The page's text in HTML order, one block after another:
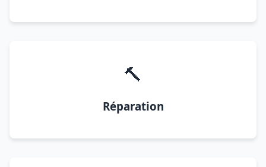
🔨
Réparation